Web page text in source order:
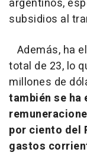
subsidios al
Además, ha
total de 23, lo
millones de
también se ha
por ciento del
gastos